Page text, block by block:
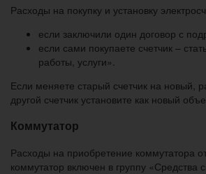
Расходы на покупку и установку
если заключили один договор с
если сами покупаете счетчик –
работы, услуги».
Если меняете старый счетчик на новый,
другой счетчик установите как новый
Коммутатор
Расходы на приобретение коммутатора
коммутатор включен в группу